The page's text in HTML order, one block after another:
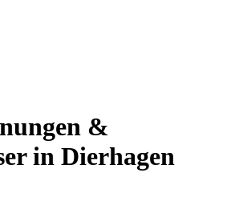
&
in Dierhagen